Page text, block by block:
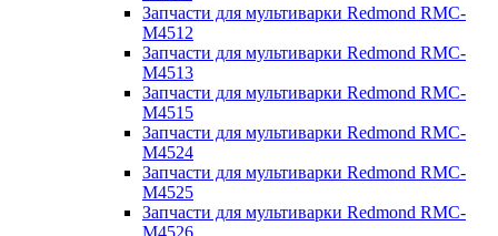
Запчасти для мультиварки Redmond RMC-
M4512
Запчасти для мультиварки Redmond RMC-
M4513
Запчасти для мультиварки Redmond RMC-
M4515
Запчасти для мультиварки Redmond RMC-
M4524
Запчасти для мультиварки Redmond RMC-
M4525
Запчасти для мультиварки Redmond RMC-
M4526